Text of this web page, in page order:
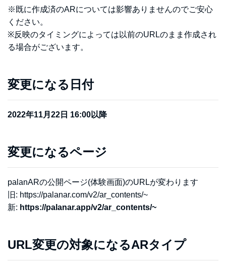
※既に作成済のARについては影響ありませんのでご安心
ください。
※反映のタイミングによっては以前のURLのまま作成され
る場合がございます。
変更になる日付
2022年11月22日 16:00以降
変更になるページ
palanARの公開ページ(体験画面)のURLが変わります
旧: https://palanar.com/v2/ar_contents/~
新: https://palanar.app/v2/ar_contents/~
URL変更の対象になるARタイプ